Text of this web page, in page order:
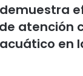
demuestra
atención
en